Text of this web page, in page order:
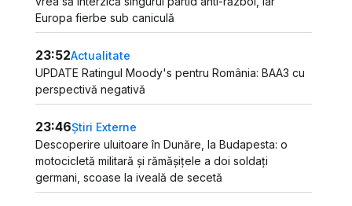
Europa fierbe sub caniculă
23:52Actualitate
UPDATE Ratingul Moody's pentru România: BAA3 cu
perspectivă negativă
23:46Știri Externe
Descoperire uluitoare în Dunăre, la Budapesta: o
motocicletă militară și rămășițele a doi soldați
germani, scoase la iveală de secetă